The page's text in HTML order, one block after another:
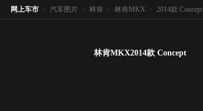
网上车市 > 汽车图片 > 林肯 > 林肯MKX > 2014款 Concept
林肯MKX2014款 Concept